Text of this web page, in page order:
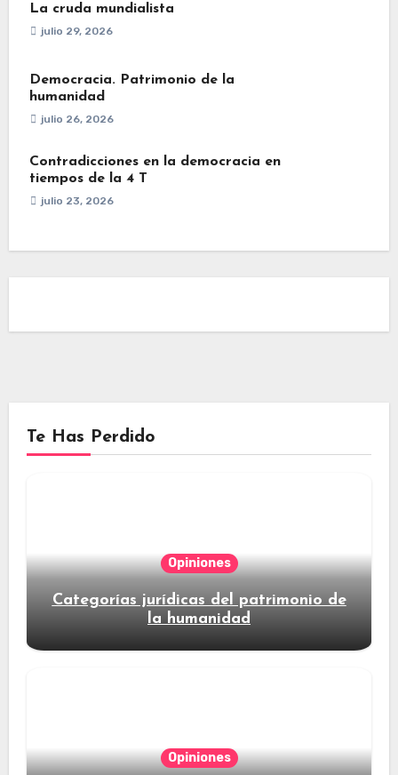
La cruda mundialista
julio 29, 2026
Democracia. Patrimonio de la
humanidad
julio 26, 2026
Contradicciones en la democracia en
tiempos de la 4 T
julio 23, 2026
Te Has Perdido
Opiniones
Categorías jurídicas del patrimonio de
la humanidad
Opiniones